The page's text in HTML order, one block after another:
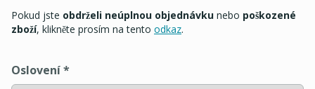
Pokud jste obdrželi neúplnou objednávku nebo poškozené
zboží, klikněte prosím na tento odkaz.
Oslovení*